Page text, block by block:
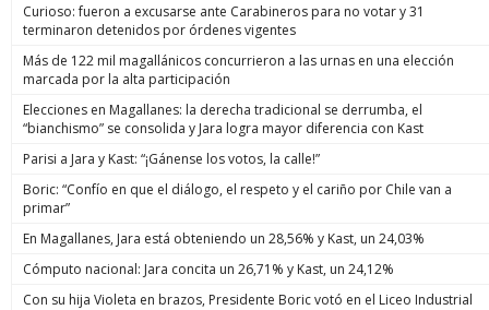
Curioso: fueron a excusarse ante Carabineros para no votar y 31
terminaron detenidos por órdenes vigentes
Más de 122 mil magallánicos concurrieron a las urnas en una elección
marcada por la alta participación
Elecciones en Magallanes: la derecha tradicional se derrumba, el
“bianchismo” se consolida y Jara logra mayor diferencia con Kast
Parisi a Jara y Kast: “¡Gánense los votos, la calle!”
Boric: “Confío en que el diálogo, el respeto y el cariño por Chile van a
primar”
En Magallanes, Jara está obteniendo un 28,56% y Kast, un 24,03%
Cómputo nacional: Jara concita un 26,71% y Kast, un 24,12%
Con su hija Violeta en brazos, Presidente Boric votó en el Liceo Industrial